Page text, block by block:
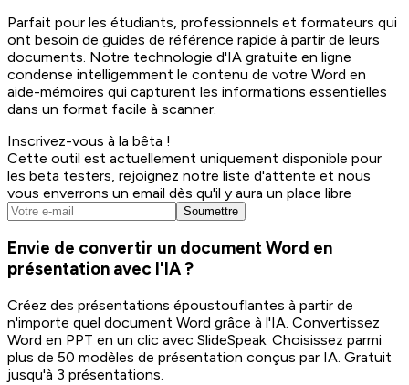
Parfait pour les étudiants, professionnels et formateurs qui
ont besoin de guides de référence rapide à partir de leurs
documents. Notre technologie d'IA gratuite en ligne
condense intelligemment le contenu de votre Word en
aide-mémoires qui capturent les informations essentielles
dans un format facile à scanner.
Inscrivez-vous à la bêta !
Cette outil est actuellement uniquement disponible pour
les beta testers, rejoignez notre liste d'attente et nous
vous enverrons un email dès qu'il y aura un place libre
Soumettre
Envie de convertir un document Word en
présentation avec l'IA ?
Créez des présentations époustouflantes à partir de
n'importe quel document Word grâce à l'IA. Convertissez
Word en PPT en un clic avec SlideSpeak. Choisissez parmi
plus de 50 modèles de présentation conçus par IA. Gratuit
jusqu'à 3 présentations.